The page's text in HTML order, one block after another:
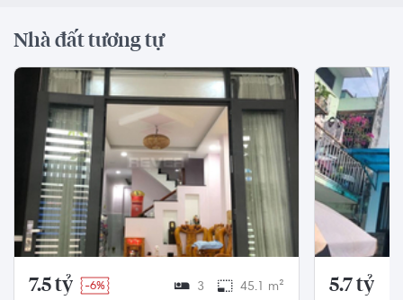
Nhà đất tương tự
7.5 tỷ -6% 3 45.1 m² 5.7 tỷ